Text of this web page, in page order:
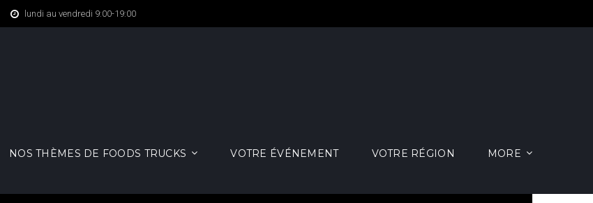
lundi au vendredi 9:00-19:00
NOS THÈMES DE FOODS TRUCKS VOTRE ÉVÉNEMENT VOTRE RÉGION MORE